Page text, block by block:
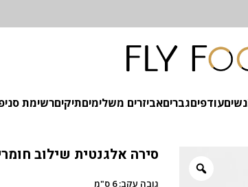
נשיםעודפיםגבריםאביזרים משלימיםתיקיםרשימת
סירה אלגנטית שילוב
גובה עקב: 6 ס"מ